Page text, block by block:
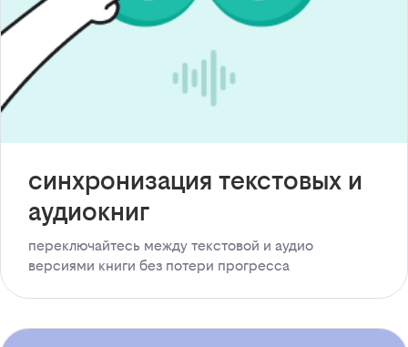
синхронизация текстовых и
аудиокниг
переключайтесь между текстовой и аудио
версиями книги без потери прогресса